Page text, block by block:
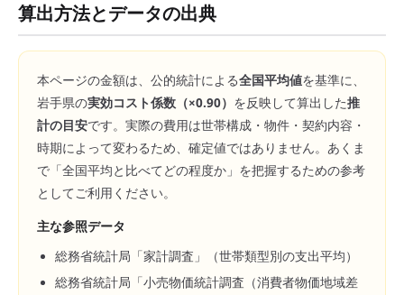
算出方法とデータの出典
本ページの金額は、公的統計による全国平均値を基準に、
岩手県の実効コスト係数（×0.90） を反映して算出した推
計の目安です。実際の費用は世帯構成・物件・契約内容・
時期によって変わるため、確定値ではありません。あくま
で「全国平均と比べてどの程度か」を把握するための参考
としてご利用ください。
主な参照データ
総務省統計局「家計調査」（世帯類型別の支出平均）
総務省統計局「小売物価統計調査（消費者物価地域差